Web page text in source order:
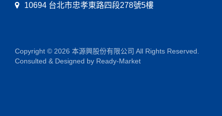
10694 台北市忠孝東路四段278號5樓
Copyright © 2026 本源興股份有限公司 All Rights Reserved.
Consulted & Designed by Ready-Market